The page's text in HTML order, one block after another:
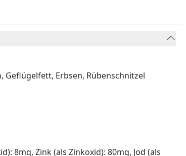
Geflügelfett, Erbsen, Rübenschnitzel
8mg, Zink (als Zinkoxid): 80mg, Jod (als